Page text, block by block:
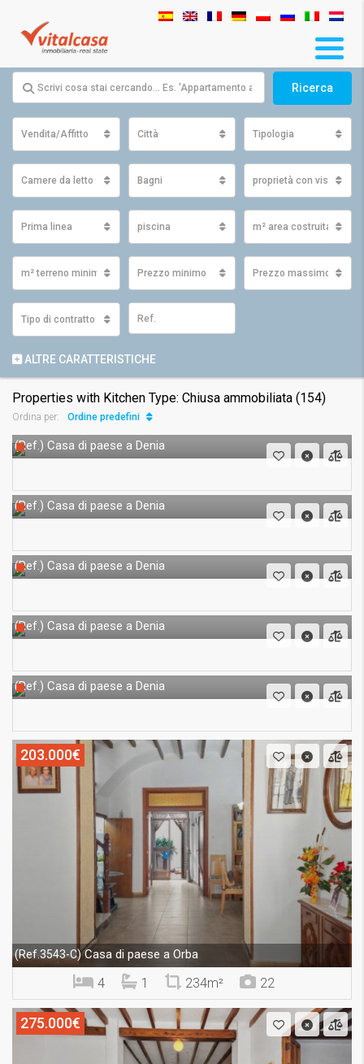
Ricerca
Vendita/Affitto Città Tipologia
Camere da letto Bagni proprietà con vista
Prima linea piscina m² area costruita
m² terreno minimo Prezzo minimo Prezzo massimo
Tipo di contratto
ALTRE CARATTERISTICHE
Properties with Kitchen Type: Chiusa ammobiliata (154)
Ordina per: Ordine predefinito
(Ref.) Casa di paese a Denia
(Ref.) Casa di paese a Denia
(Ref.) Casa di paese a Denia
(Ref.) Casa di paese a Denia
(Ref.) Casa di paese a Denia
203.000€
(Ref.3543-C)Casa di paese a Orba
4 1 234m² 22
275.000€